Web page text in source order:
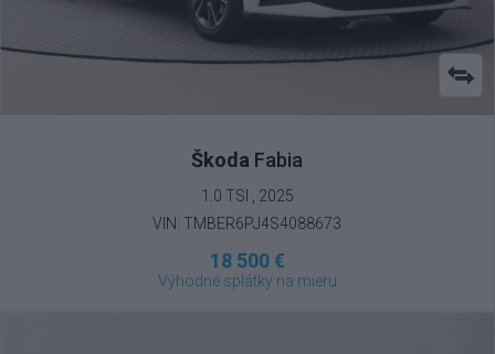
Škoda Fabia
1.0 TSI , 2025
VIN: TMBER6PJ4S4088673
18 500 €
Výhodné splátky na mieru